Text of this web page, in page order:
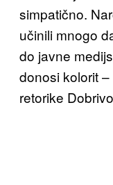
simpatično.
učinili mnogo
do javne
donosi kolorit
retorike